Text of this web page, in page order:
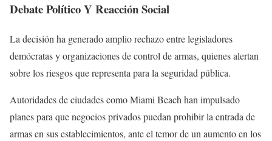
Debate Político Y Reacción Social
La decisión ha generado amplio rechazo entre legisladores
demócratas y organizaciones de control de armas, quienes alertan
sobre los riesgos que representa para la seguridad pública.
Autoridades de ciudades como Miami Beach han impulsado
planes para que negocios privados puedan prohibir la entrada de
armas en sus establecimientos, ante el temor de un aumento en los